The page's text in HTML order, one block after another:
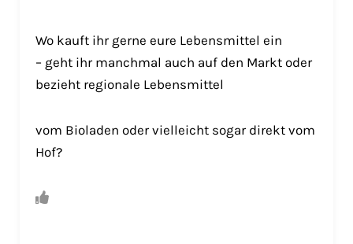
Wo kauft ihr gerne eure Lebensmittel ein
– geht ihr manchmal auch auf den Markt oder
bezieht regionale Lebensmittel
vom Bioladen oder vielleicht sogar direkt vom
Hof?